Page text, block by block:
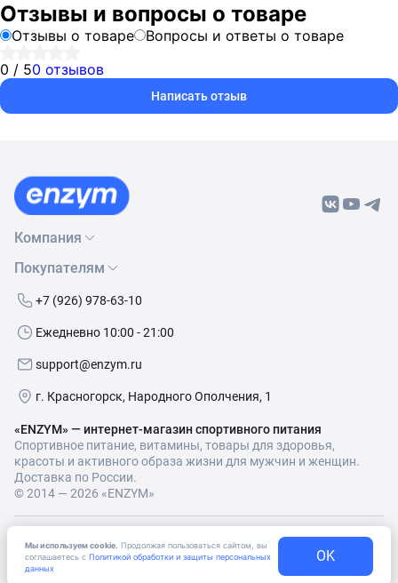
Мы используем cookie. Продолжая пользоваться сайтом, вы
соглашаетесь с Политикой обработки и защиты персональных
данных
OK
Отзывы и вопросы о товаре
Отзывы о товаре
Вопросы и ответы о товаре
0 / 50 отзывов
Написать отзыв
Компания
О нас
Бренды
Контакты
Покупателям
Как сделать заказ
Условия доставки
+7 (926) 978-63-10
Ежедневно 10:00 - 21:00
support@enzym.ru
г. Красногорск, Народного Ополчения, 1
«ENZYM» — интернет-магазин спортивного питания
Спортивное питание, витамины, товары для здоровья,
красоты и активного образа жизни для мужчин и женщин.
Доставка по России.
© 2014 — 2026 «ENZYM»
Согласие
на получение рекламно-информационных
материалов